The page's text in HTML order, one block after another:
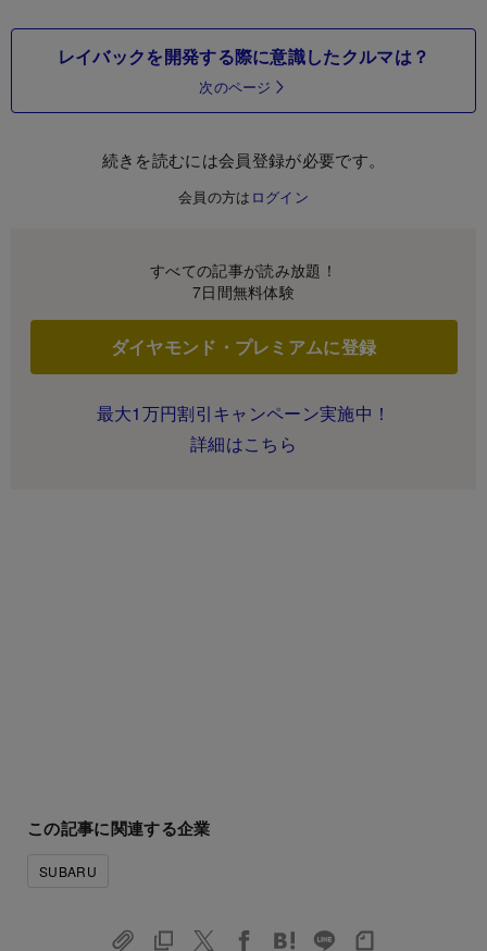
レイバックを開発する際に意識したクルマは？
次のページ
続きを読むには会員登録が必要です。
会員の方は ログイン
すべての記事が読み放題！
7日間無料体験
ダイヤモンド・プレミアムに登録
最大1万円割引キャンペーン実施中！
詳細はこちら
この記事に関連する企業
SUBARU